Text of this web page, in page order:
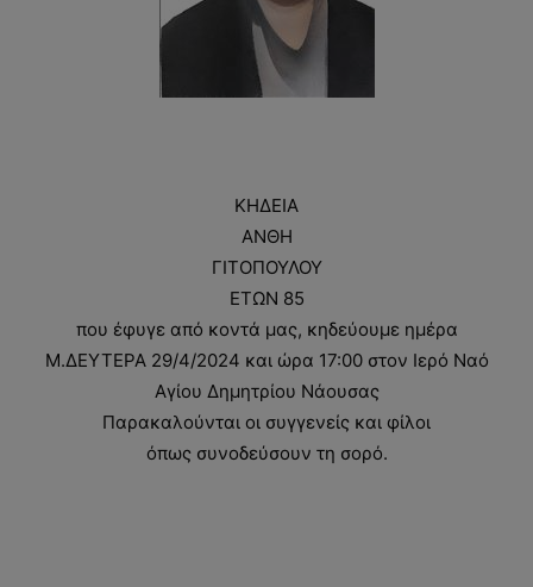
ΚΗΔΕΙΑ
ΑΝΘΗ
ΓΙΤΟΠΟΥΛΟΥ
ΕΤΩΝ 85
που έφυγε από κοντά μας, κηδεύουμε ημέρα
Μ.ΔΕΥΤΕΡΑ 29/4/2024 και ώρα 17:00 στον Ιερό Ναό
Αγίου Δημητρίου Νάουσας
Παρακαλούνται οι συγγενείς και φίλοι
όπως συνοδεύσουν τη σορό.